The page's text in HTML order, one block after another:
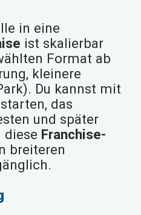
in eine
ist skalierbar
Format ab
kleinere
Du kannst mit
das
und später
diese Franchise-
breiteren